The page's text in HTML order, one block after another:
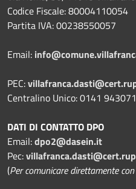
Codice Fiscale: 80004110054
Partita IVA: 00238550057
Email:
PEC:
Centralino Unico: 0141 943071
DATI DI CONTATTO DPO
Email:dpo2@dasein.it
Pec:
(Per comunicare direttamente